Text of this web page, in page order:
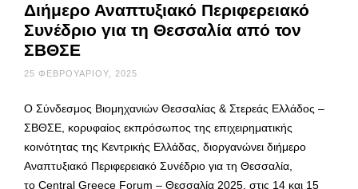
Διήμερο Αναπτυξιακό Περιφερειακό
Συνέδριο για τη Θεσσαλία από τον
ΣΒΘΣΕ
25 ΦΕΒΡΟΥΑΡΊΟΥ, 2025
Ο Σύνδεσμος Βιομηχανιών Θεσσαλίας & Στερεάς Ελλάδος –
ΣΒΘΣΕ, κορυφαίος εκπρόσωπος της επιχειρηματικής
κοινότητας της Κεντρικής Ελλάδας, διοργανώνει διήμερο
Αναπτυξιακό Περιφερειακό Συνέδριο για τη Θεσσαλία,
το Central Greece Forum – Θεσσαλία 2025, στις 14 και 15